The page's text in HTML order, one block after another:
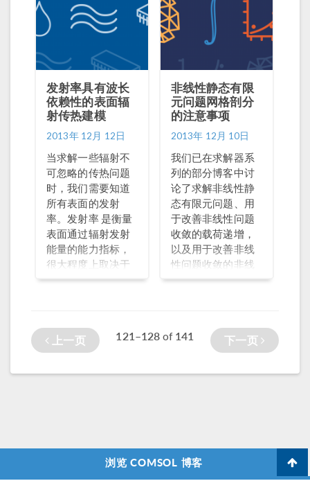
想气体，则压力-密
度关系为： \frac{p}
{\rho 0}
\right)^\gamma=\left(\frac{A0}
{A}\right)^\gamma
所以，要计算压力
的变化，只需要知
道面积的变化就可
密封件的面积和压
力，以及比热率
\gamma均已知，如
何计算横截面积
呢？该面积由一个
我们甚至不想考虑
在模型中的区域来
描述。使用高斯定
理将面积积分转换
d\Omega =
\int \Omega \left(
\begin {array} {c} x \
中，x 是变形的密
封件构型的 x 坐
标，n_x 是边界的向
题。
发射率具有波长
依赖性的表面辐
射传热建模
2013年 12月 12日
当求解一些辐射不
可忽略的传热问题
时，我们需要知道
所有表面的发射
率。发射率 是衡量
表面通过辐射发射
能量的能力指标，
很大程度上取决于
辐射的波长。当求
射源（如太阳）的
传热问题时，与表
面发射率的相关性
非常大。
非线性静态有限
元问题网格剖分
的注意事项
2013年 12月 10日
我们已在求解器系
列的部分博客中讨
论了求解非线性静
态有限元问题、用
于改善非线性问题
收敛的载荷递增，
以及用于改善非线
性问题收敛的非线
性递增。我们还介
项，以及在网格剖
分过程中如何找到
奇异性并对此进行
处理。
上一页 121–128 of 141 下一页
浏览 COMSOL 博客